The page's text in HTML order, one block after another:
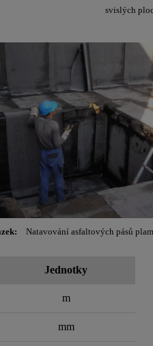
svislých
Natavování asfaltových pásů
Jednotky
m
mm